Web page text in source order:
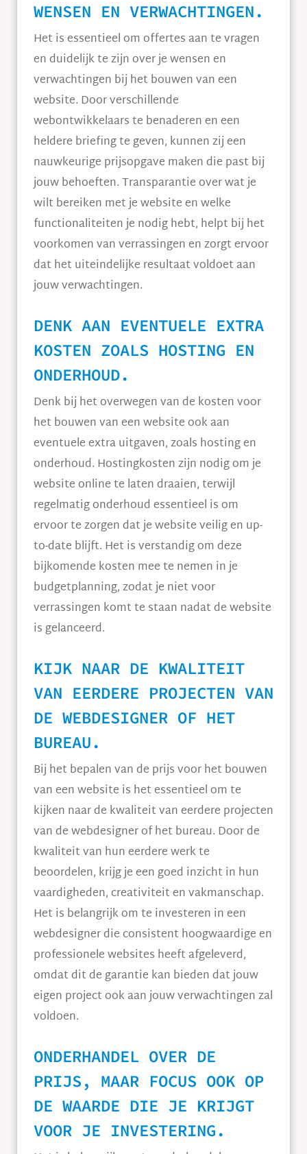
WENSEN EN VERWACHTINGEN.
Het is essentieel om offertes aan te vragen
en duidelijk te zijn over je wensen en
verwachtingen bij het bouwen van een
website. Door verschillende
webontwikkelaars te benaderen en een
heldere briefing te geven, kunnen zij een
nauwkeurige prijsopgave maken die past bij
jouw behoeften. Transparantie over wat je
wilt bereiken met je website en welke
functionaliteiten je nodig hebt, helpt bij het
voorkomen van verrassingen en zorgt ervoor
dat het uiteindelijke resultaat voldoet aan
jouw verwachtingen.
DENK AAN EVENTUELE EXTRA
KOSTEN ZOALS HOSTING EN
ONDERHOUD.
Denk bij het overwegen van de kosten voor
het bouwen van een website ook aan
eventuele extra uitgaven, zoals hosting en
onderhoud. Hostingkosten zijn nodig om je
website online te laten draaien, terwijl
regelmatig onderhoud essentieel is om
ervoor te zorgen dat je website veilig en up-
to-date blijft. Het is verstandig om deze
bijkomende kosten mee te nemen in je
budgetplanning, zodat je niet voor
verrassingen komt te staan nadat de website
is gelanceerd.
KIJK NAAR DE KWALITEIT
VAN EERDERE PROJECTEN VAN
DE WEBDESIGNER OF HET
BUREAU.
Bij het bepalen van de prijs voor het bouwen
van een website is het essentieel om te
kijken naar de kwaliteit van eerdere projecten
van de webdesigner of het bureau. Door de
kwaliteit van hun eerdere werk te
beoordelen, krijg je een goed inzicht in hun
vaardigheden, creativiteit en vakmanschap.
Het is belangrijk om te investeren in een
webdesigner die consistent hoogwaardige en
professionele websites heeft afgeleverd,
omdat dit de garantie kan bieden dat jouw
eigen project ook aan jouw verwachtingen zal
voldoen.
ONDERHANDEL OVER DE
PRIJS, MAAR FOCUS OOK OP
DE WAARDE DIE JE KRIJGT
VOOR JE INVESTERING.